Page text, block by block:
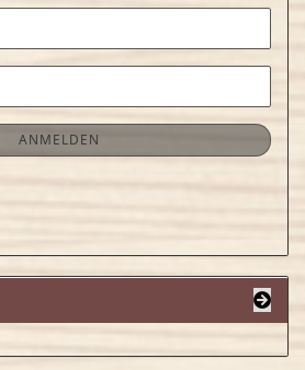
ANMELDEN